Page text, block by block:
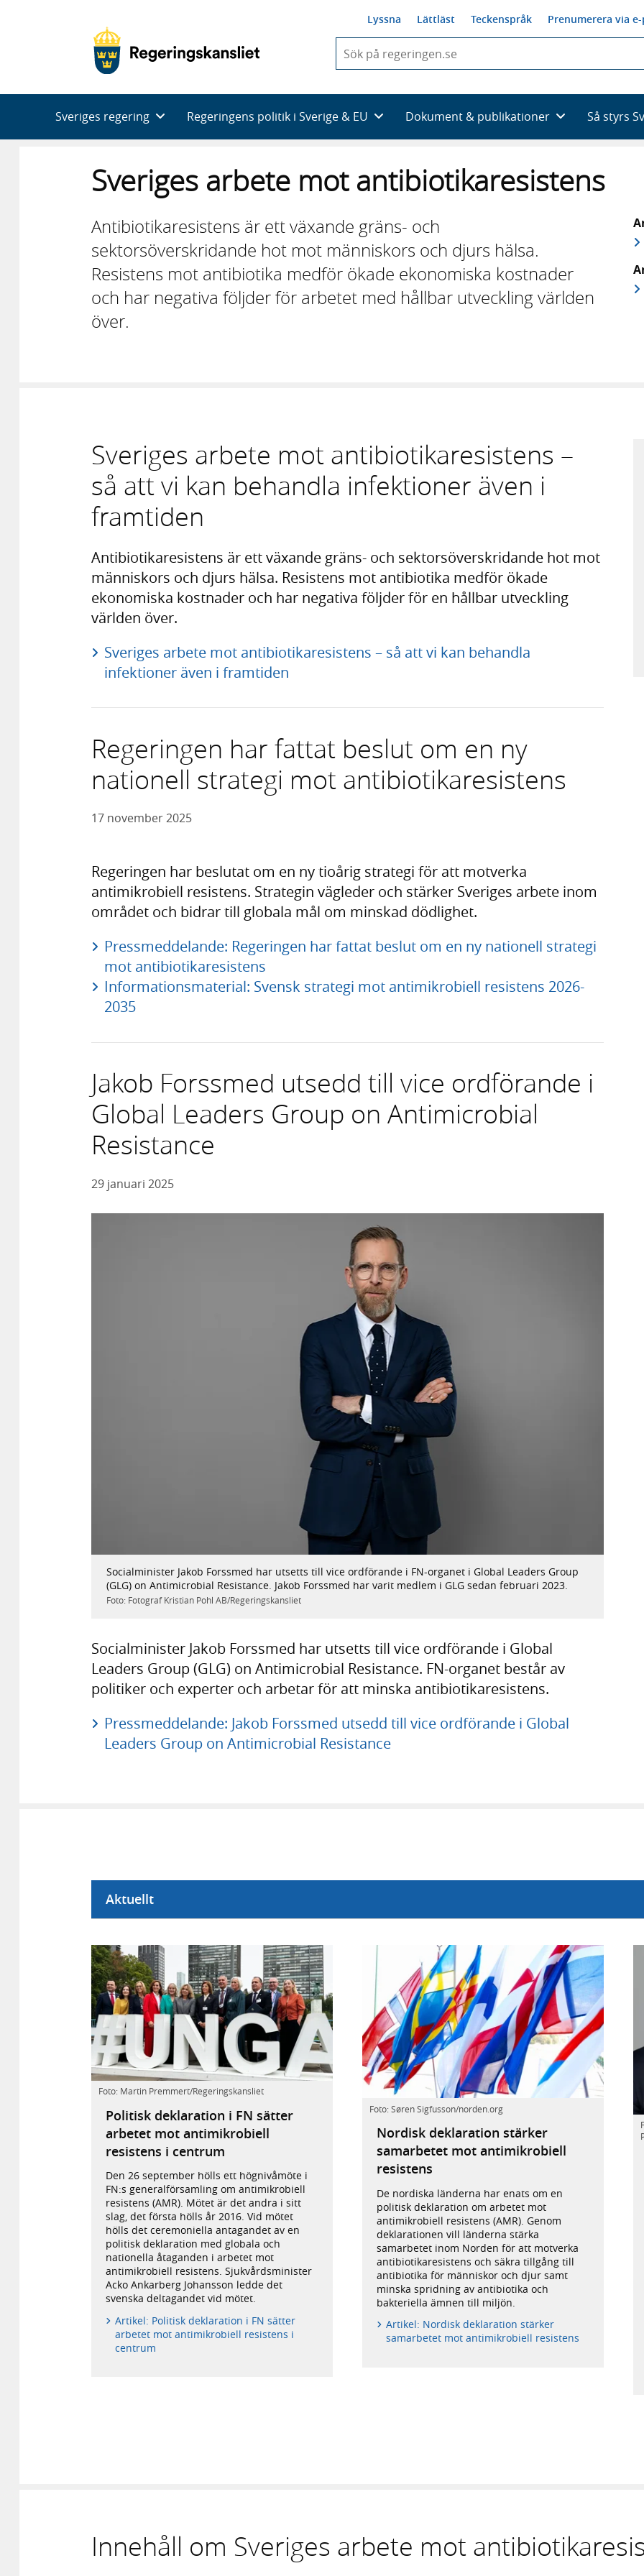
Lyssna Lättläst Teckenspråk Prenumerera via
du
skriva
framträder
en
med
sökförslag
Sveriges regering Regeringens politik i Sverige & EU Dokument & publikationer Så styrs
Sveriges arbete mot antibiotikaresistens
Antibiotikaresistens är ett växande gräns- och
sektorsöverskridande hot mot människors och djurs hälsa.
Resistens mot antibiotika medför ökade ekonomiska kostnader
och har negativa följder för arbetet med hållbar utveckling världen
över.
Sveriges arbete mot antibiotikaresistens –
så att vi kan behandla infektioner även i
framtiden
Antibiotikaresistens är ett växande gräns- och sektorsöverskridande hot mot
människors och djurs hälsa. Resistens mot antibiotika medför ökade
ekonomiska kostnader och har negativa följder för en hållbar utveckling
världen över.
Sveriges arbete mot antibiotikaresistens – så att vi kan behandla
infektioner även i framtiden
Regeringen har fattat beslut om en ny
nationell strategi mot antibiotikaresistens
17 november 2025
Regeringen har beslutat om en ny tioårig strategi för att motverka
antimikrobiell resistens. Strategin vägleder och stärker Sveriges arbete inom
området och bidrar till globala mål om minskad dödlighet.
Pressmeddelande: Regeringen har fattat beslut om en ny nationell strategi
mot antibiotikaresistens
Informationsmaterial: Svensk strategi mot antimikrobiell resistens 2026-
2035
Jakob Forssmed utsedd till vice ordförande i
Global Leaders Group on Antimicrobial
Resistance
29 januari 2025
Socialminister Jakob Forssmed har utsetts till vice ordförande i FN-organet i Global Leaders Group
(GLG) on Antimicrobial Resistance. Jakob Forssmed har varit medlem i GLG sedan februari 2023.
Foto: Fotograf Kristian Pohl AB/Regeringskansliet
Socialminister Jakob Forssmed har utsetts till vice ordförande i Global
Leaders Group (GLG) on Antimicrobial Resistance. FN-organet består av
politiker och experter och arbetar för att minska antibiotikaresistens.
Pressmeddelande: Jakob Forssmed utsedd till vice ordförande i Global
Leaders Group on Antimicrobial Resistance
Aktuellt
Högnivåmötet
antimikrobiell
resistens
(AMR)
är
det
andra
sitt
slag.
Det
första
hölls
år
2016.
Foto: Martin Premmert/Regeringskansliet
Politisk deklaration i FN sätter
arbetet mot antimikrobiell
resistens i centrum
Den 26 september hölls ett högnivåmöte i
FN:s generalförsamling om antimikrobiell
resistens (AMR). Mötet är det andra i sitt
slag, det första hölls år 2016. Vid mötet
hölls det ceremoniella antagandet av en
politisk deklaration med globala och
nationella åtaganden i arbetet mot
antimikrobiell resistens. Sjukvårdsminister
Acko Ankarberg Johansson ledde det
svenska deltagandet vid mötet.
Artikel: Politisk deklaration i FN sätter
arbetet mot antimikrobiell resistens i
centrum
Foto: Søren Sigfusson/norden.org
Nordisk deklaration stärker
samarbetet mot antimikrobiell
resistens
De nordiska länderna har enats om en
politisk deklaration om arbetet mot
antimikrobiell resistens (AMR). Genom
deklarationen vill länderna stärka
samarbetet inom Norden för att motverka
antibiotikaresistens och säkra tillgång till
antibiotika för människor och djur samt
minska spridning av antibiotika och
bakteriella ämnen till miljön.
Artikel: Nordisk deklaration stärker
samarbetet mot antimikrobiell resistens
Innehåll om Sveriges arbete mot